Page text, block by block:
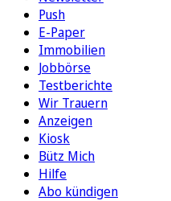
Push
E-Paper
Immobilien
Jobbörse
Testberichte
Wir Trauern
Anzeigen
Kiosk
Bütz Mich
Hilfe
Abo kündigen